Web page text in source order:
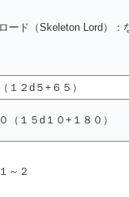
ード（Skeleton Lord）：
１２d５+６５）
（１５d１０+１８０）
～２